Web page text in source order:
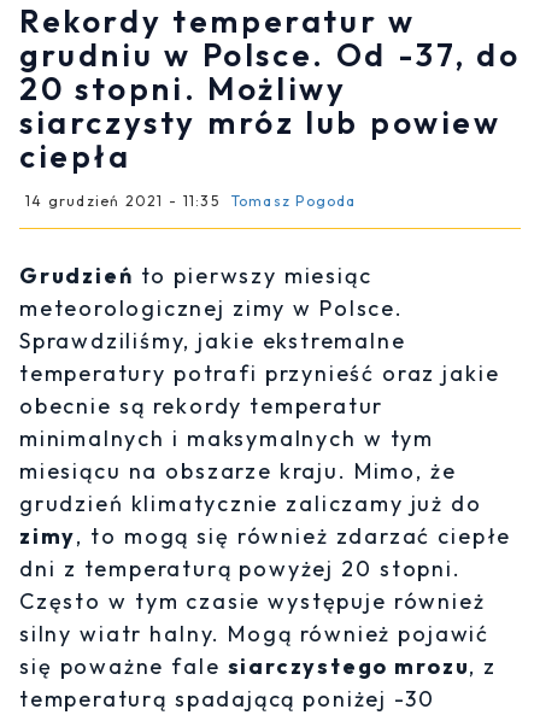
Rekordy temperatur w
grudniu w Polsce. Od -37, do
20 stopni. Możliwy
siarczysty mróz lub powiew
ciepła
14 grudzień 2021 - 11:35 Tomasz Pogoda
Grudzień to pierwszy miesiąc
meteorologicznej zimy w Polsce.
Sprawdziliśmy, jakie ekstremalne
temperatury potrafi przynieść oraz jakie
obecnie są rekordy temperatur
minimalnych i maksymalnych w tym
miesiącu na obszarze kraju. Mimo, że
grudzień klimatycznie zaliczamy już do
zimy, to mogą się również zdarzać ciepłe
dni z temperaturą powyżej 20 stopni.
Często w tym czasie występuje również
silny wiatr halny. Mogą również pojawić
się poważne fale siarczystego mrozu, z
temperaturą spadającą poniżej -30